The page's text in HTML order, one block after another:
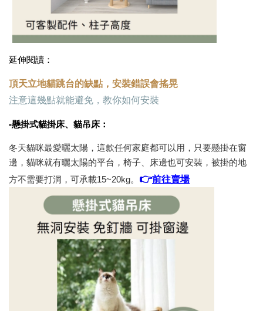
延伸閱讀：
頂天立地貓跳台的缺點，安裝錯誤會搖晃
注意這幾點就能避免，教你如何安裝
-懸掛式貓掛床、貓吊床：
冬天貓咪最愛曬太陽，這款任何家庭都可以用，只要懸掛在窗
邊，貓咪就有曬太陽的平台，椅子、床邊也可安裝，被掛的地
方不需要打洞，可承載15~20kg。 👉前往賣場